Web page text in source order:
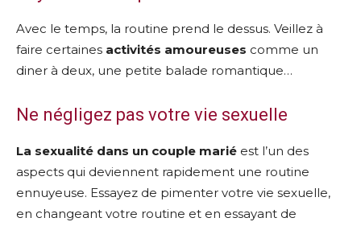
Avec le temps, la routine prend le dessus. Veillez à
faire certaines activités amoureuses comme un
diner à deux, une petite balade romantique…
Ne négligez pas votre vie sexuelle
La sexualité dans un couple marié est l’un des
aspects qui deviennent rapidement une routine
ennuyeuse. Essayez de pimenter votre vie sexuelle,
en changeant votre routine et en essayant de